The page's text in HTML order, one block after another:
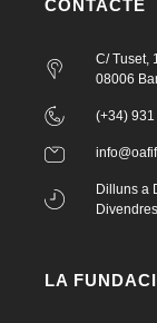
CONTACTE
C/ Tuset,
08006
(+34)
Dilluns a
LA